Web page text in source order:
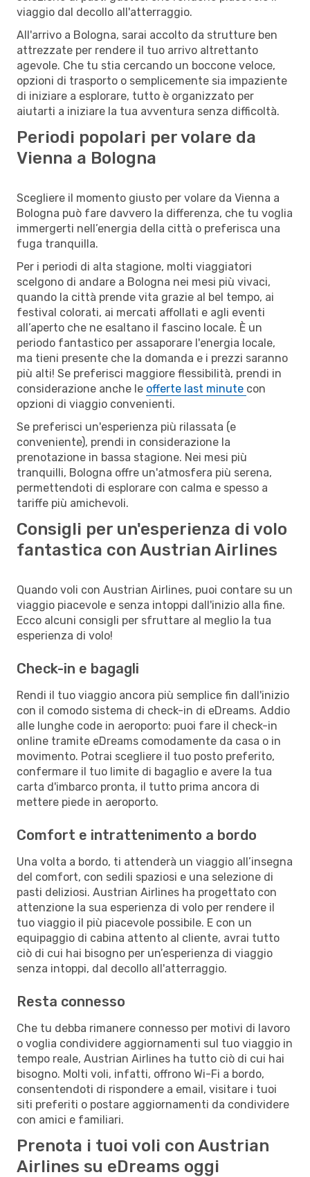
viaggio dal decollo all'atterraggio.
All'arrivo a Bologna, sarai accolto da strutture ben
attrezzate per rendere il tuo arrivo altrettanto
agevole. Che tu stia cercando un boccone veloce,
opzioni di trasporto o semplicemente sia impaziente
di iniziare a esplorare, tutto è organizzato per
aiutarti a iniziare la tua avventura senza difficoltà.
Periodi popolari per volare da
Vienna a Bologna
Scegliere il momento giusto per volare da Vienna a
Bologna può fare davvero la differenza, che tu voglia
immergerti nell’energia della città o preferisca una
fuga tranquilla.
Per i periodi di alta stagione, molti viaggiatori
scelgono di andare a Bologna nei mesi più vivaci,
quando la città prende vita grazie al bel tempo, ai
festival colorati, ai mercati affollati e agli eventi
all’aperto che ne esaltano il fascino locale. È un
periodo fantastico per assaporare l'energia locale,
ma tieni presente che la domanda e i prezzi saranno
più alti! Se preferisci maggiore flessibilità, prendi in
considerazione anche le offerte last minute con
opzioni di viaggio convenienti.
Se preferisci un'esperienza più rilassata (e
conveniente), prendi in considerazione la
prenotazione in bassa stagione. Nei mesi più
tranquilli, Bologna offre un'atmosfera più serena,
permettendoti di esplorare con calma e spesso a
tariffe più amichevoli.
Consigli per un'esperienza di volo
fantastica con Austrian Airlines
Quando voli con Austrian Airlines, puoi contare su un
viaggio piacevole e senza intoppi dall'inizio alla fine.
Ecco alcuni consigli per sfruttare al meglio la tua
esperienza di volo!
Check-in e bagagli
Rendi il tuo viaggio ancora più semplice fin dall'inizio
con il comodo sistema di check-in di eDreams. Addio
alle lunghe code in aeroporto: puoi fare il check-in
online tramite eDreams comodamente da casa o in
movimento. Potrai scegliere il tuo posto preferito,
confermare il tuo limite di bagaglio e avere la tua
carta d'imbarco pronta, il tutto prima ancora di
mettere piede in aeroporto.
Comfort e intrattenimento a bordo
Una volta a bordo, ti attenderà un viaggio all’insegna
del comfort, con sedili spaziosi e una selezione di
pasti deliziosi. Austrian Airlines ha progettato con
attenzione la sua esperienza di volo per rendere il
tuo viaggio il più piacevole possibile. E con un
equipaggio di cabina attento al cliente, avrai tutto
ciò di cui hai bisogno per un’esperienza di viaggio
senza intoppi, dal decollo all'atterraggio.
Resta connesso
Che tu debba rimanere connesso per motivi di lavoro
o voglia condividere aggiornamenti sul tuo viaggio in
tempo reale, Austrian Airlines ha tutto ciò di cui hai
bisogno. Molti voli, infatti, offrono Wi-Fi a bordo,
consentendoti di rispondere a email, visitare i tuoi
siti preferiti o postare aggiornamenti da condividere
con amici e familiari.
Prenota i tuoi voli con Austrian
Airlines su eDreams oggi